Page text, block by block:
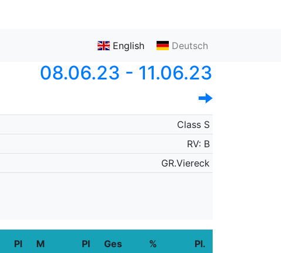
English Deutsch
08.06.23 - 11.06.23
Class S
RV: B
GR.Viereck
Pl M Pl Ges % Pl.